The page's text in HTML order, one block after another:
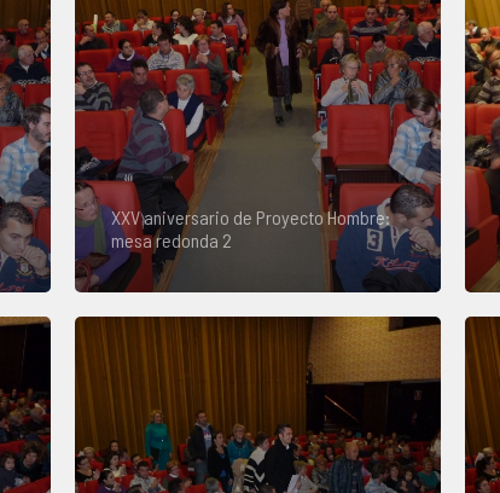
XXV aniversario de Proyecto Hombre:
mesa redonda 2